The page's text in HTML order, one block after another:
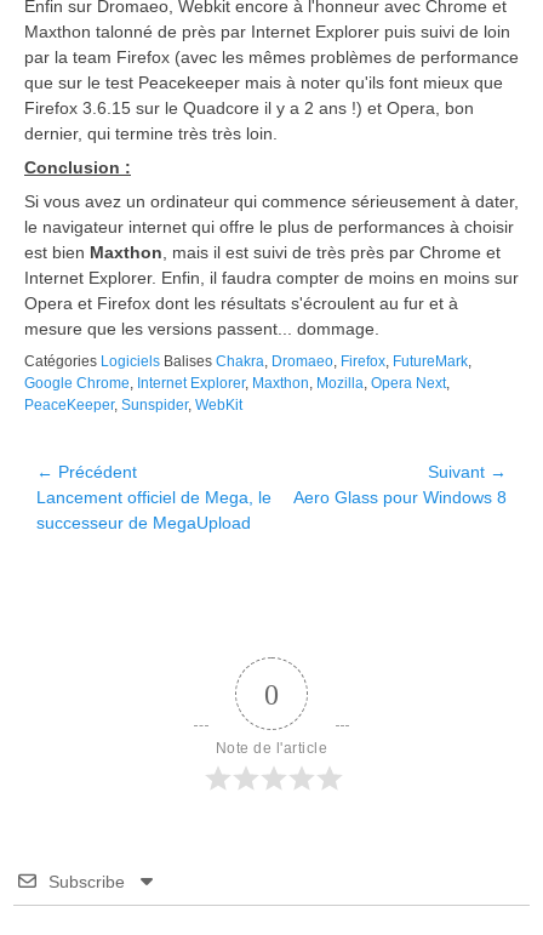
Enfin sur Dromaeo, Webkit encore à l'honneur avec Chrome et
Maxthon talonné de près par Internet Explorer puis suivi de loin
par la team Firefox (avec les mêmes problèmes de performance
que sur le test Peacekeeper mais à noter qu'ils font mieux que
Firefox 3.6.15 sur le Quadcore il y a 2 ans !) et Opera, bon
dernier, qui termine très très loin.
Conclusion :
Si vous avez un ordinateur qui commence sérieusement à dater,
le navigateur internet qui offre le plus de performances à choisir
est bien Maxthon , mais il est suivi de très près par Chrome et
Internet Explorer. Enfin, il faudra compter de moins en moins sur
Opera et Firefox dont les résultats s'écroulent au fur et à
mesure que les versions passent... dommage.
Catégories Logiciels Balises Chakra, Dromaeo, Firefox, FutureMark,
Google Chrome, Internet Explorer, Maxthon, Mozilla, Opera Next,
PeaceKeeper, Sunspider, WebKit
Navigation
de
l’article
← Précédent
Article
précédent :
Lancement officiel de Mega, le
successeur de MegaUpload
Suivant →
ArticleAero Glass pour Windows 8
0
Note de l'article
Subscribe